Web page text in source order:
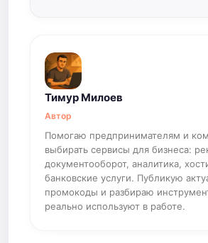
Тимур Милоев
Автор
Помогаю предпринимателям и
выбирать сервисы для бизнеса:
документооборот, аналитика,
банковские услуги. Публикую
промокоды и разбираю
реально используют в работе.